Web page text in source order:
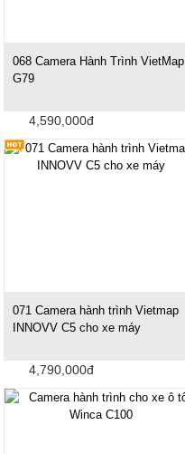
068 Camera Hành Trình VietMap
G79
4,590,000đ
071 Camera hành trình Vietmap
INNOVV C5 cho xe máy
4,790,000đ